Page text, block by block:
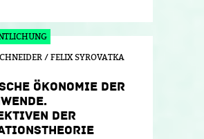
/ FELIX SYROVATKA
ÖKONOMIE DER
DER